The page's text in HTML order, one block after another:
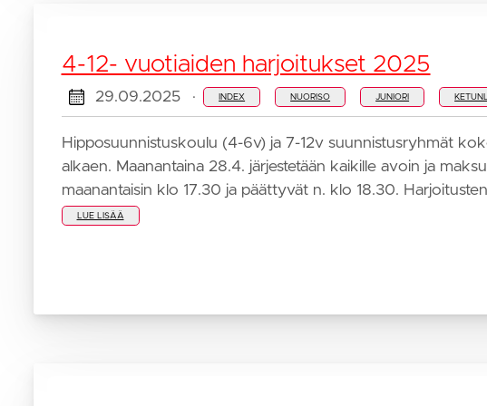
4-12- vuotiaiden harjoitukset 2025
29.09.2025 · INDEX NUORISO JUNIORI
Hipposuunnistuskoulu (4-6v) ja 7-12v suunnistusryhmät
alkaen. Maanantaina 28.4. järjestetään kaikille avoin ja
maanantaisin klo 17.30 ja päättyvät n. klo 18.30.
LUE LISÄÄ